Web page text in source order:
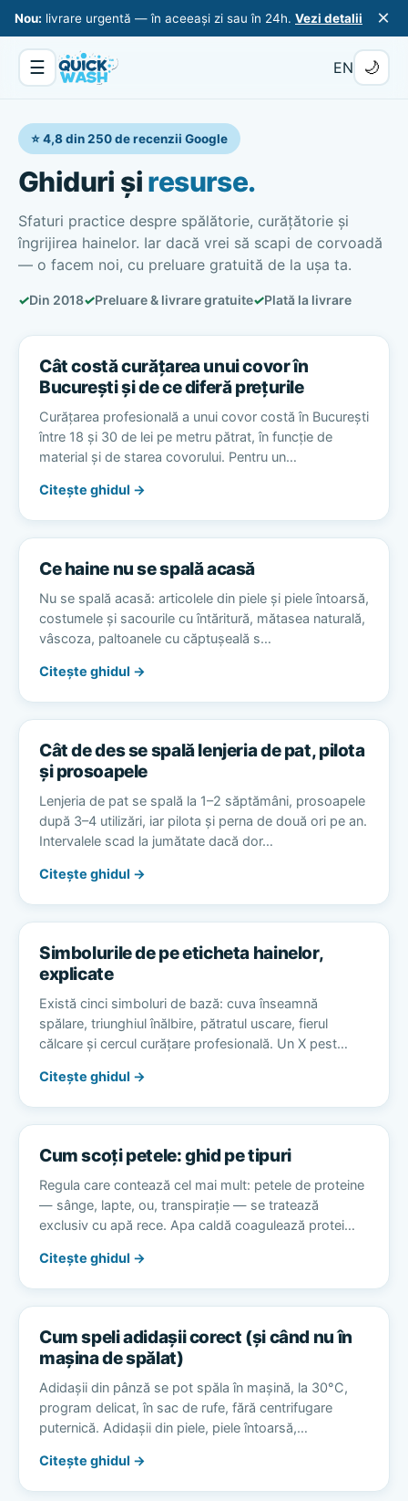
Nou: livrare urgentă — în aceeași zi sau în 24h. Vezi detalii ×
☰ EN 🌙
⭐ 4,8 din 250 de recenzii Google
Ghiduri șiresurse.
Sfaturi practice despre spălătorie, curățătorie și
îngrijirea hainelor. Iar dacă vrei să scapi de corvoadă
— o facem noi, cu preluare gratuită de la ușa ta.
✓Din 2018✓Preluare & livrare gratuite✓Plată la livrare
Cât costă curățarea unui covor în
București și de ce diferă prețurile
Curățarea profesională a unui covor costă în București
între 18 și 30 de lei pe metru pătrat, în funcție de
material și de starea covorului. Pentru un…
Citește ghidul →
Ce haine nu se spală acasă
Nu se spală acasă: articolele din piele și piele întoarsă,
costumele și sacourile cu întăritură, mătasea naturală,
vâscoza, paltoanele cu căptușeală s…
Citește ghidul →
Cât de des se spală lenjeria de pat, pilota
și prosoapele
Lenjeria de pat se spală la 1–2 săptămâni, prosoapele
după 3–4 utilizări, iar pilota și perna de două ori pe an.
Intervalele scad la jumătate dacă dor…
Citește ghidul →
Simbolurile de pe eticheta hainelor,
explicate
Există cinci simboluri de bază: cuva înseamnă
spălare, triunghiul înălbire, pătratul uscare, fierul
călcare și cercul curățare profesională. Un X pest…
Citește ghidul →
Cum scoți petele: ghid pe tipuri
Regula care contează cel mai mult: petele de proteine
— sânge, lapte, ou, transpirație — se tratează
exclusiv cu apă rece. Apa caldă coagulează protei…
Citește ghidul →
Cum speli adidașii corect (și când nu în
mașina de spălat)
Adidașii din pânză se pot spăla în mașină, la 30°C,
program delicat, în sac de rufe, fără centrifugare
puternică. Adidașii din piele, piele întoarsă,…
Citește ghidul →